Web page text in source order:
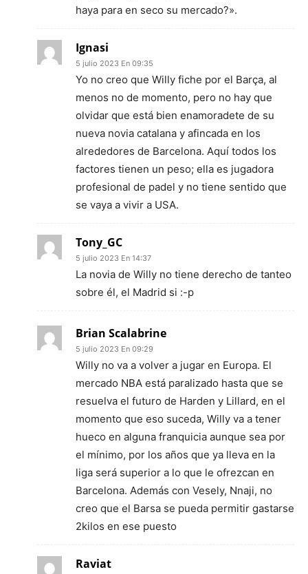
haya para en seco su mercado?».
Ignasi
5 julio 2023 En 09:35
Yo no creo que Willy fiche por el Barça, al
menos no de momento, pero no hay que
olvidar que está bien enamoradete de su
nueva novia catalana y afincada en los
alrededores de Barcelona. Aquí todos los
factores tienen un peso; ella es jugadora
profesional de padel y no tiene sentido que
se vaya a vivir a USA.
Tony_GC
5 julio 2023 En 14:37
La novia de Willy no tiene derecho de tanteo
sobre él, el Madrid si :-p
Brian Scalabrine
5 julio 2023 En 09:29
Willy no va a volver a jugar en Europa. El
mercado NBA está paralizado hasta que se
resuelva el futuro de Harden y Lillard, en el
momento que eso suceda, Willy va a tener
hueco en alguna franquicia aunque sea por
el mínimo, por los años que ya lleva en la
liga será superior a lo que le ofrezcan en
Barcelona. Además con Vesely, Nnaji, no
creo que el Barsa se pueda permitir gastarse
2kilos en ese puesto
Raviat